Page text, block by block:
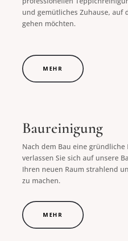
und gemütliches Zuhause, auf
gehen möchten.
MEHR
Baureinigung
Nach dem Bau eine gründliche
verlassen Sie sich auf unsere
Ihren neuen Raum strahlend
zu machen.
MEHR